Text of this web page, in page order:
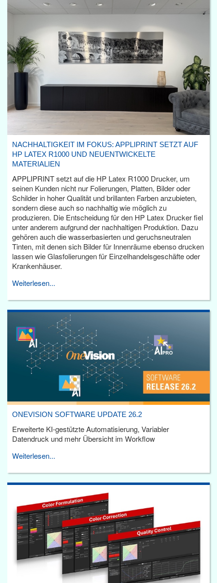
NACHHALTIGKEIT IM FOKUS: APPLIPRINT SETZT AUF
HP LATEX R1000 UND NEUENTWICKELTE
MATERIALIEN
APPLIPRINT setzt auf die HP Latex R1000 Drucker, um
seinen Kunden nicht nur Folierungen, Platten, Bilder oder
Schilder in hoher Qualität und brillanten Farben anzubieten,
sondern diese auch so nachhaltig wie möglich zu
produzieren. Die Entscheidung für den HP Latex Drucker fiel
unter anderem aufgrund der nachhaltigen Produktion. Dazu
gehören auch die wasserbasierten und geruchsneutralen
Tinten, mit denen sich Bilder für Innenräume ebenso drucken
lassen wie Glasfolierungen für Einzelhandelsgeschäfte oder
Krankenhäuser.
Weiterlesen...
ONEVISION SOFTWARE UPDATE 26.2
Erweiterte KI-gestützte Automatisierung, Variabler
Datendruck und mehr Übersicht im Workflow
Weiterlesen...